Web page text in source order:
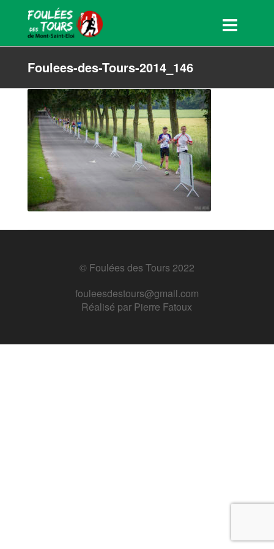
Foulees-des-Tours-2014_146
© Foulées des Tours 2022
fouleesdestours@gmail.com
Réalisé par Pierre Fatoux